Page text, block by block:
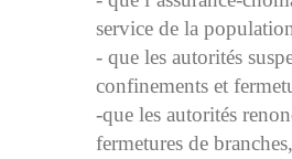
service de la
- que les autorités
confinements et
-que les autorités
fermetures de branches,